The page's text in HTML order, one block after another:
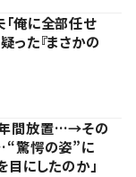
「俺に全部任せ
った『まさかの
年間放置…→その
驚愕の姿”に
目にしたのか」